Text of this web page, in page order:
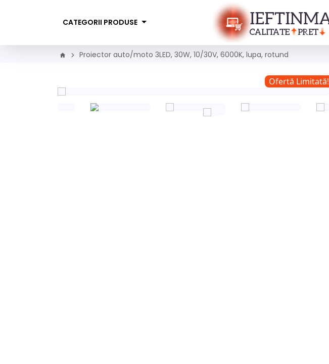
CATEGORII PRODUSE
Proiector auto/moto 3LED, 30W, 10/30V, 6000K, lupa, rotund
Ofertă Limitată!